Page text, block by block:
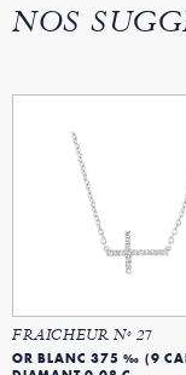
NOS
FRAICHEUR Nº 27
OR BLANC 375 ‰ (9